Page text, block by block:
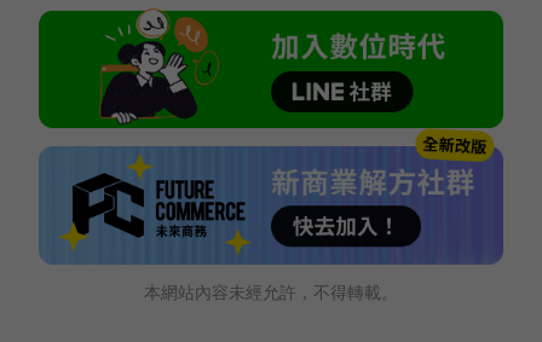
本網站內容未經允許，不得轉載。